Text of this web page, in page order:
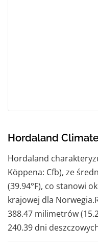
Hordaland
Hordaland
Köppena: Cfb), ze
(39.94°F), co stanowi
krajowej dla
388.47 milimetrów
240.39 dni